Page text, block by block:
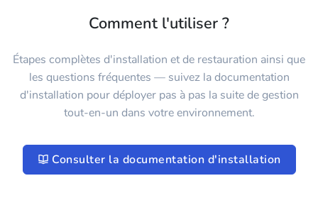
Comment l'utiliser ?
Étapes complètes d'installation et de restauration ainsi que
les questions fréquentes — suivez la documentation
d'installation pour déployer pas à pas la suite de gestion
tout-en-un dans votre environnement.
Consulter la documentation d'installation